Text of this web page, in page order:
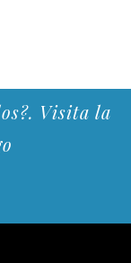
Visita la